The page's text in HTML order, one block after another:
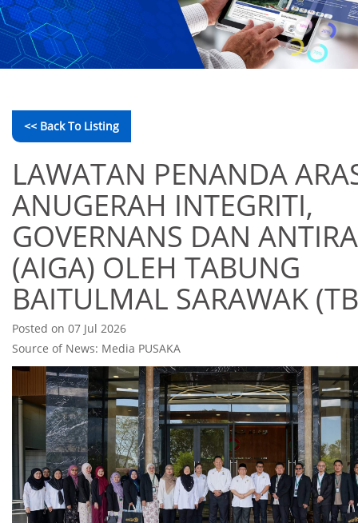
<< Back To Listing
LAWATAN PENANDA
ANUGERAH INTEGRITI,
GOVERNANS DAN
(AIGA) OLEH TABUNG
BAITULMAL SARAWAK
Posted on 07 Jul 2026
Source of News: Media PUSAKA